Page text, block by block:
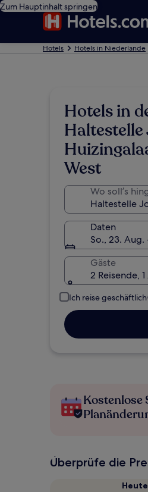
Zum Hauptinhalt springen
Hotels Hotels in Niederlande
Hotels in
Haltestelle
West
Wo soll’s
Daten
So., 23.
Gäste
2 Reisende,
Ich reise geschäftlich
Kostenlose
Überprüfe die
Heute